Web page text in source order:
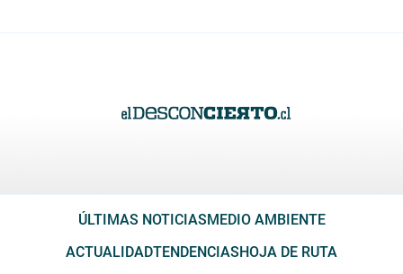
ÚLTIMAS NOTICIASMEDIO AMBIENTE
ACTUALIDADTENDENCIASHOJA DE RUTA